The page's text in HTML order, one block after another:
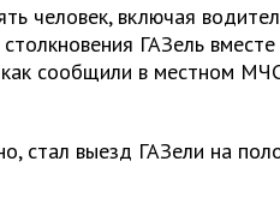
человек, включая
ГАЗель
как сообщили в местном
стал выезд ГАЗели на